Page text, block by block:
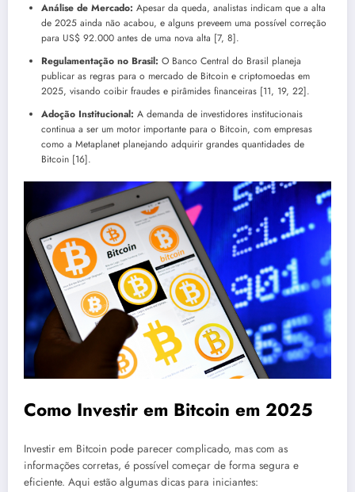
Análise de Mercado: Apesar da queda, analistas indicam que a alta
de 2025 ainda não acabou, e alguns preveem uma possível correção
para US$ 92.000 antes de uma nova alta [7, 8].
Regulamentação no Brasil: O Banco Central do Brasil planeja
publicar as regras para o mercado de Bitcoin e criptomoedas em
2025, visando coibir fraudes e pirâmides financeiras [11, 19, 22].
Adoção Institucional: A demanda de investidores institucionais
continua a ser um motor importante para o Bitcoin, com empresas
como a Metaplanet planejando adquirir grandes quantidades de
Bitcoin [16].
Como Investir em Bitcoin em 2025
Investir em Bitcoin pode parecer complicado, mas com as
informações corretas, é possível começar de forma segura e
eficiente. Aqui estão algumas dicas para iniciantes: